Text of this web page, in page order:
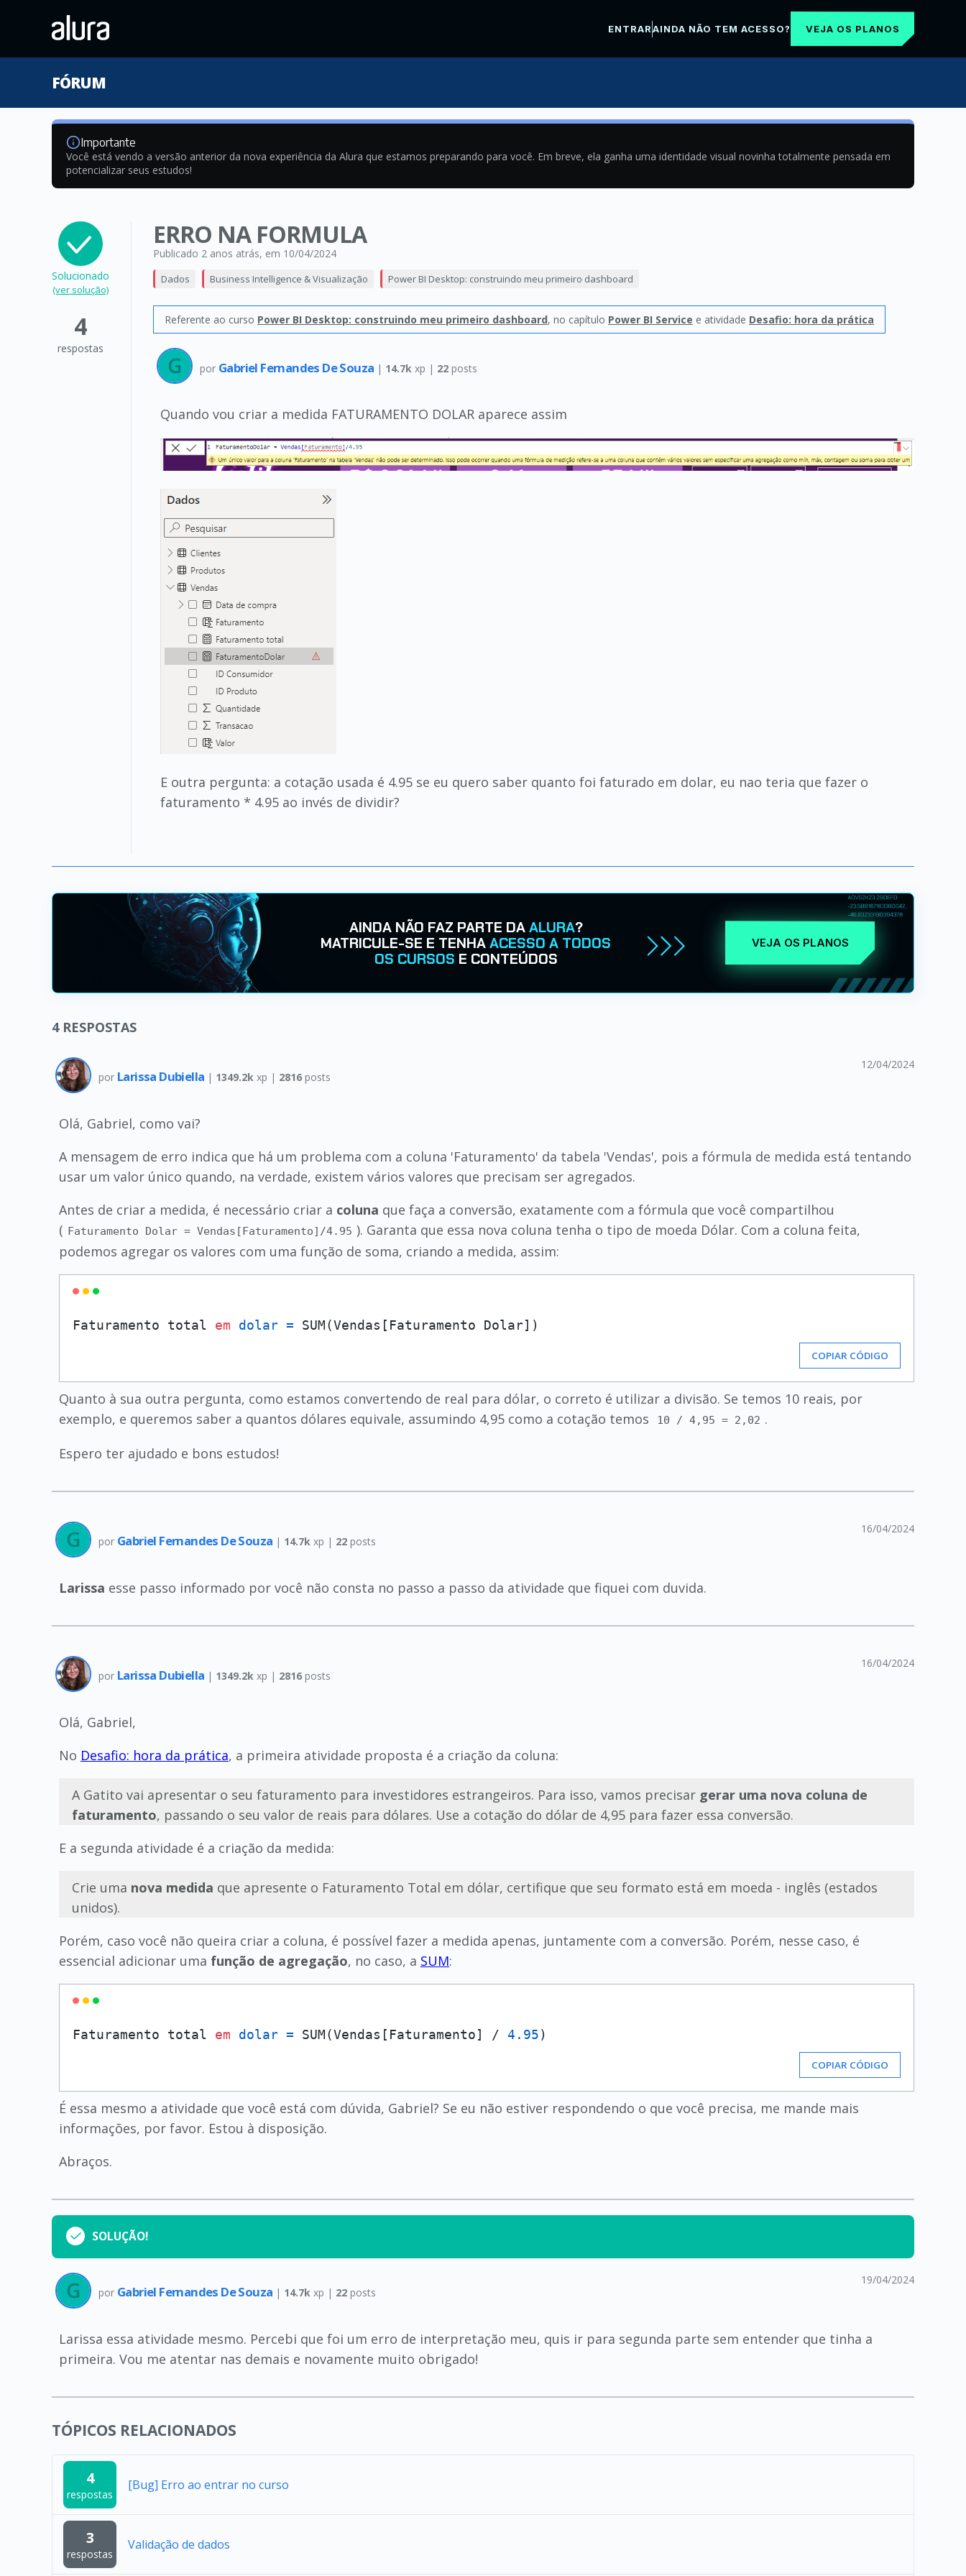
ENTRARAINDA NÃO TEM ACESSO? VEJA OS PLANOS
FÓRUM
Importante
Você está vendo a versão anterior da nova experiência da Alura que estamos preparando para você. Em breve, ela ganha uma identidade visual novinha totalmente pensada em
potencializar seus estudos!
Solucionado
(ver solução)
4
respostas
ERRO NA FORMULA
Publicado 2 anos atrás, em 10/04/2024
Dados Business Intelligence & Visualização Power BI Desktop: construindo meu primeiro dashboard
Referente ao curso Power BI Desktop: construindo meu primeiro dashboard, no capítulo Power BI Service e atividade Desafio: hora da prática
por Gabriel Fernandes De Souza | 14.7k xp | 22posts
Quando vou criar a medida FATURAMENTO DOLAR aparece assim
E outra pergunta: a cotação usada é 4.95 se eu quero saber quanto foi faturado em dolar, eu nao teria que fazer o
faturamento * 4.95 ao invés de dividir?
AINDA NÃO FAZ PARTE DAALURA?
MATRICULE-SE E TENHAACESSO A TODOS
OS CURSOS E CONTEÚDOS
VEJA OS PLANOS
4 RESPOSTAS
por Larissa Dubiella | 1349.2kxp | 2816posts
12/04/2024
Olá, Gabriel, como vai?
A mensagem de erro indica que há um problema com a coluna 'Faturamento' da tabela 'Vendas', pois a fórmula de medida está tentando
usar um valor único quando, na verdade, existem vários valores que precisam ser agregados.
Antes de criar a medida, é necessário criar a coluna que faça a conversão, exatamente com a fórmula que você compartilhou
( Faturamento Dolar = Vendas[Faturamento]/4.95 ). Garanta que essa nova coluna tenha o tipo de moeda Dólar. Com a coluna feita,
podemos agregar os valores com uma função de soma, criando a medida, assim:
Faturamento total em dolar =
COPIAR CÓDIGO
Quanto à sua outra pergunta, como estamos convertendo de real para dólar, o correto é utilizar a divisão. Se temos 10 reais, por
exemplo, e queremos saber a quantos dólares equivale, assumindo 4,95 como a cotação temos
10 / 4,95 = 2,02 .
Espero ter ajudado e bons estudos!
por Gabriel Fernandes De Souza | 14.7kxp | 22posts
16/04/2024
Larissa esse passo informado por você não consta no passo a passo da atividade que fiquei com duvida.
por Larissa Dubiella | 1349.2kxp | 2816posts
16/04/2024
Olá, Gabriel,
No Desafio: hora da prática, a primeira atividade proposta é a criação da coluna:
A Gatito vai apresentar o seu faturamento para investidores estrangeiros. Para isso, vamos precisar gerar uma nova coluna de
faturamento, passando o seu valor de reais para dólares. Use a cotação do dólar de 4,95 para fazer essa conversão.
E a segunda atividade é a criação da medida:
Crie uma nova medida que apresente o Faturamento Total em dólar, certifique que seu formato está em moeda - inglês (estados
unidos).
Porém, caso você não queira criar a coluna, é possível fazer a medida apenas, juntamente com a conversão. Porém, nesse caso, é
essencial adicionar uma função de agregação, no caso, a SUM:
Faturamento total em dolar = SUM(Vendas[Faturamento] / 4.95
COPIAR CÓDIGO
É essa mesmo a atividade que você está com dúvida, Gabriel? Se eu não estiver respondendo o que você precisa, me mande mais
informações, por favor. Estou à disposição.
Abraços.
SOLUÇÃO!
por Gabriel Fernandes De Souza | 14.7kxp | 22posts
19/04/2024
Larissa essa atividade mesmo. Percebi que foi um erro de interpretação meu, quis ir para segunda parte sem entender que tinha a
primeira. Vou me atentar nas demais e novamente muito obrigado!
TÓPICOS RELACIONADOS
4
respostas
[Bug] Erro ao entrar no curso
3
respostas
Validação de dados